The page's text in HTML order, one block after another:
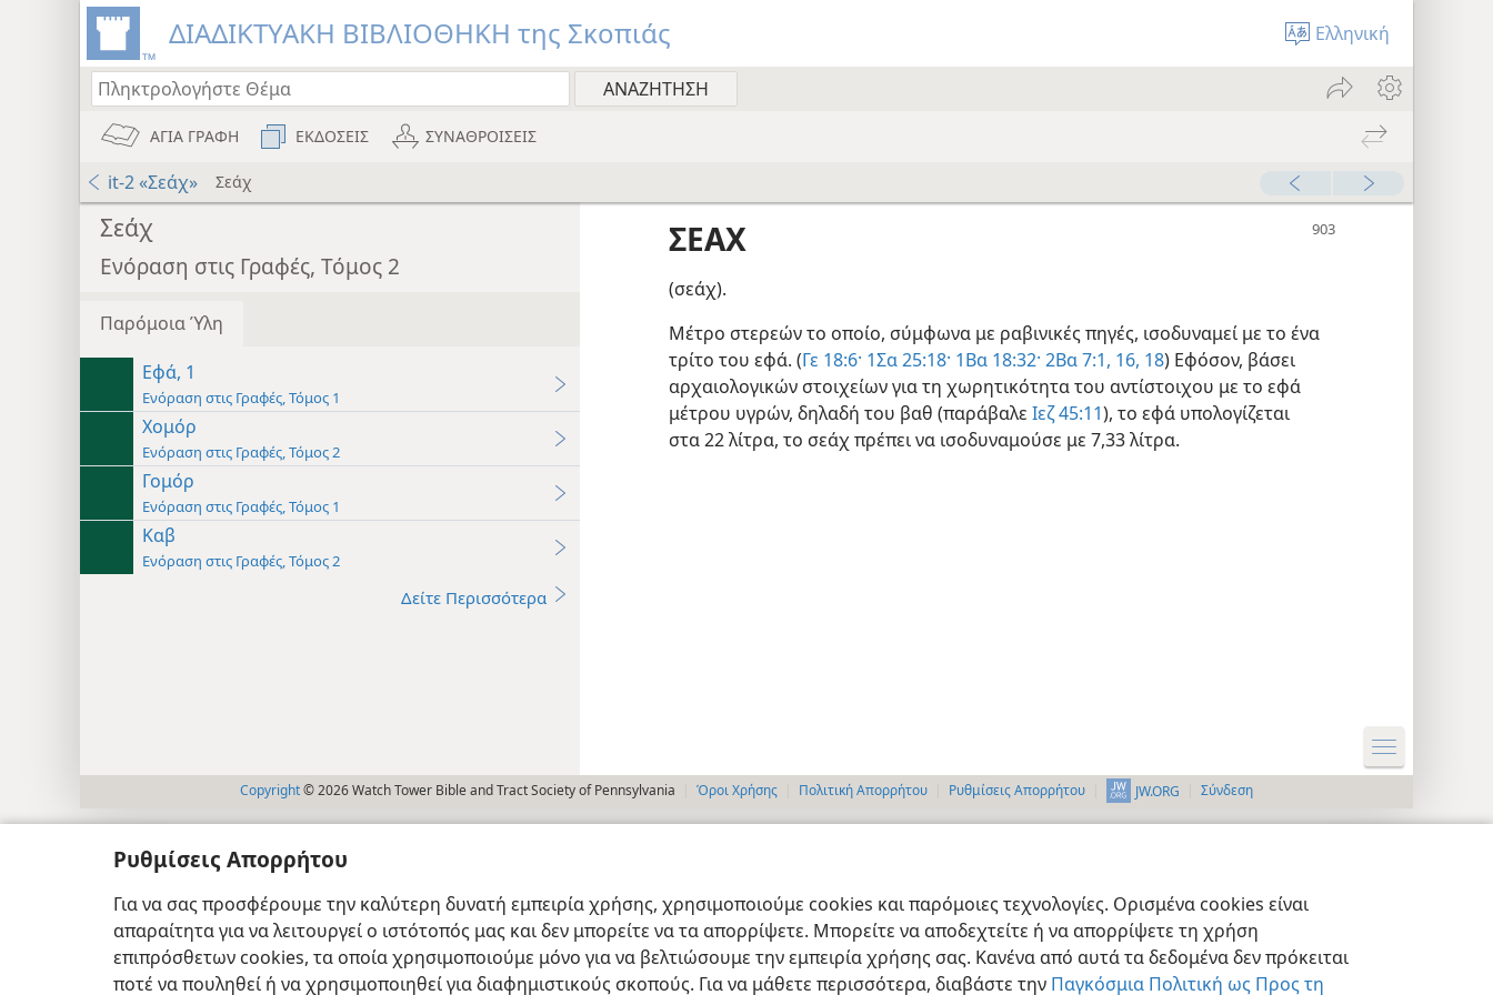
Ρυθμίσεις Απορρήτου
Για να σας προσφέρουμε την καλύτερη δυνατή εμπειρία χρήσης, χρησιμοποιούμε cookies και παρόμοιες τεχνολογίες. Ορισμένα cookies είναι
απαραίτητα για να λειτουργεί ο ιστότοπός μας και δεν μπορείτε να τα απορρίψετε. Μπορείτε να αποδεχτείτε ή να απορρίψετε τη χρήση
επιπρόσθετων cookies, τα οποία χρησιμοποιούμε μόνο για να βελτιώσουμε την εμπειρία χρήσης σας. Κανένα από αυτά τα δεδομένα δεν πρόκειται
ποτέ να πουληθεί ή να χρησιμοποιηθεί για διαφημιστικούς σκοπούς. Για να μάθετε περισσότερα, διαβάστε την Παγκόσμια Πολιτική ως Προς τη
ΔΙΑΔΙΚΤΥΑΚΗ ΒΙΒΛΙΟΘΗΚΗ της Σκοπιάς Ελληνική
ΑΓΙΑ ΓΡΑΦΗ ΕΚΔΟΣΕΙΣ ΣΥΝΑΘΡΟΙΣΕΙΣ
it-2 «Σεάχ» Σεάχ
Σεάχ
Ενόραση στις Γραφές, Τόμος 2
Παρόμοια Ύλη
Εφά, 1
Ενόραση στις Γραφές, Τόμος 1
Χομόρ
Ενόραση στις Γραφές, Τόμος 2
Γομόρ
Ενόραση στις Γραφές, Τόμος 1
Καβ
Ενόραση στις Γραφές, Τόμος 2
Δείτε Περισσότερα
ΣΕΑΧ
(σεάχ).
Μέτρο στερεών το οποίο, σύμφωνα με ραβινικές πηγές, ισοδυναμεί με το ένα
τρίτο του εφά. (Γε 18:6· 1Σα 25:18· 1Βα 18:32· 2Βα 7:1, 16, 18) Εφόσον, βάσει
αρχαιολογικών στοιχείων για τη χωρητικότητα του αντίστοιχου με το εφά
μέτρου υγρών, δηλαδή του βαθ (παράβαλε Ιεζ 45:11), το εφά υπολογίζεται
στα 22 λίτρα, το σεάχ πρέπει να ισοδυναμούσε με 7,33 λίτρα.
Copyright© 2026 Watch Tower Bible and Tract Society of Pennsylvania Όροι Χρήσης Πολιτική Απορρήτου Ρυθμίσεις Απορρήτου JW.ORG Σύνδεση